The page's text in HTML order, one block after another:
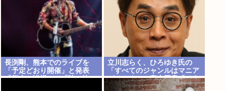
長渕剛、熊本でのライブを
「予定どおり開催」と発表
「熊本の皆様へ」「強い決
立川志らく、ひろゆき氏の
「すべてのジャンルはマニア
がつぶす」に完全同意「そう
いう連中が落語をつぶす」